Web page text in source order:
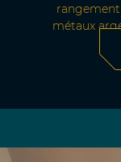
rangement
métaux